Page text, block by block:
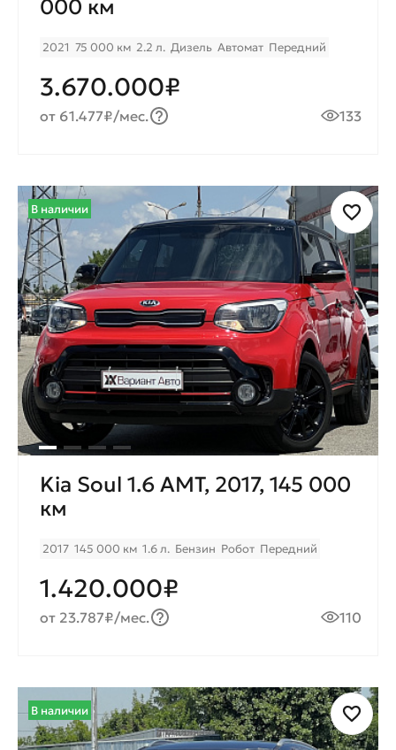
000 км
2021 75 000 км 2.2 л. Дизель Автомат Передний
3.670.000₽
от 61.477₽/мес. 133
В наличии
Kia Soul 1.6 AMT, 2017, 145 000
км
2017 145 000 км 1.6 л. Бензин Робот Передний
1.420.000₽
от 23.787₽/мес. 110
В наличии